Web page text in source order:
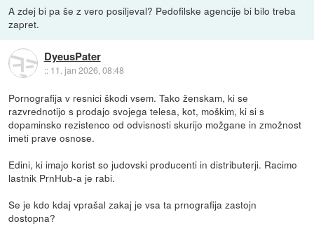
A zdej bi pa še z vero posiljeval? Pedofilske agencije bi bilo treba
zapret.
DyeusPater
:: 11. jan 2026, 08:48
Pornografija v resnici škodi vsem. Tako ženskam, ki se
razvrednotijo s prodajo svojega telesa, kot, moškim, ki si s
dopaminsko rezistenco od odvisnosti skurijo možgane in zmožnost
imeti prave osnose.
Edini, ki imajo korist so judovski producenti in distributerji. Racimo
lastnik PrnHub-a je rabi.
Se je kdo kdaj vprašal zakaj je vsa ta prnografija zastojn
dostopna?